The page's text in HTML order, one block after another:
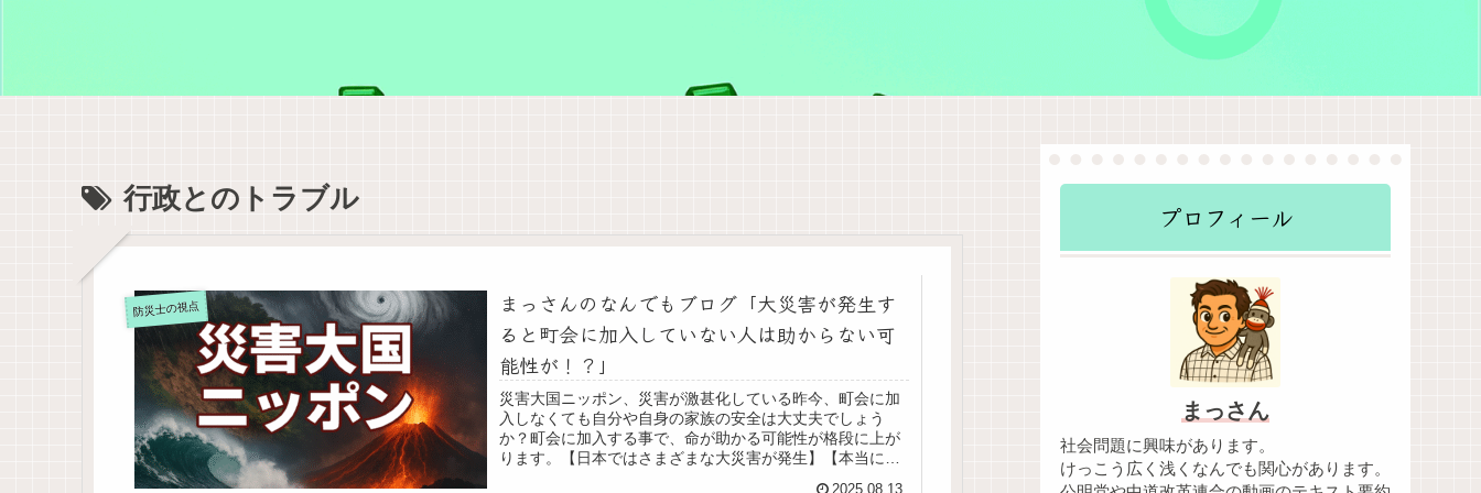
行政とのトラブル
防災士の視点
まっさんのなんでもブログ「大災害が発生す
ると町会に加入していない人は助からない可
能性が！？」
災害大国ニッポン、災害が激甚化している昨今、町会に加
入しなくても自分や自身の家族の安全は大丈夫でしょう
か？町会に加入する事で、命が助かる可能性が格段に上が
ります。【日本ではさまざまな大災害が発生】【本当に町
2025.08.13
プロフィール
まっさん
社会問題に興味があります。
けっこう広く浅くなんでも関心があります。